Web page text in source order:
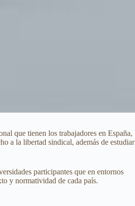
que tienen los trabajadores en España,
a la libertad sindical, además de estudiar
participantes que en entornos
y normatividad de cada país.